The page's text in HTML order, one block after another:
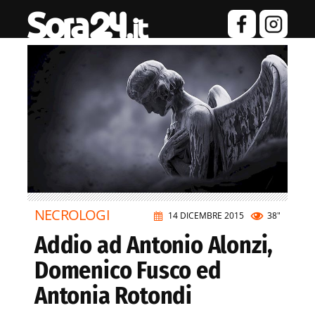
14 DICEMBRE 2015 38"
NECROLOGI
Addio ad Antonio Alonzi,
Domenico Fusco ed
Antonia Rotondi